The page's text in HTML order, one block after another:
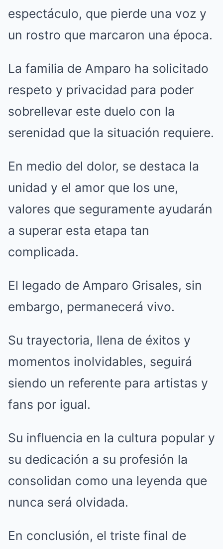
espectáculo, que pierde una voz y
un rostro que marcaron una época.
La familia de Amparo ha solicitado
respeto y privacidad para poder
sobrellevar este duelo con la
serenidad que la situación requiere.
En medio del dolor, se destaca la
unidad y el amor que los une,
valores que seguramente ayudarán
a superar esta etapa tan
complicada.
El legado de Amparo Grisales, sin
embargo, permanecerá vivo.
Su trayectoria, llena de éxitos y
momentos inolvidables, seguirá
siendo un referente para artistas y
fans por igual.
Su influencia en la cultura popular y
su dedicación a su profesión la
consolidan como una leyenda que
nunca será olvidada.
En conclusión, el triste final de